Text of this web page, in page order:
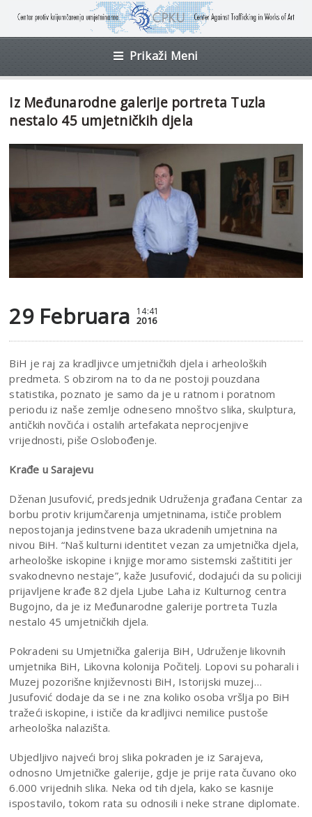
Prikaži Meni
Iz Međunarodne galerije portreta Tuzla
nestalo 45 umjetničkih djela
29 Februara 14:41
2016
BiH je raj za kradljivce umjetničkih djela i arheoloških
predmeta. S obzirom na to da ne postoji pouzdana
statistika, poznato je samo da je u ratnom i poratnom
periodu iz naše zemlje odneseno mnoštvo slika, skulptura,
antičkih novčića i ostalih artefakata neprocjenjive
vrijednosti, piše Oslobođenje.
Krađe u Sarajevu
Dženan Jusufović, predsjednik Udruženja građana Centar za
borbu protiv krijumčarenja umjetninama, ističe problem
nepostojanja jedinstvene baza ukradenih umjetnina na
nivou BiH. “Naš kulturni identitet vezan za umjetnička djela,
arheološke iskopine i knjige moramo sistemski zaštititi jer
svakodnevno nestaje”, kaže Jusufović, dodajući da su policiji
prijavljene krađe 82 djela Ljube Laha iz Kulturnog centra
Bugojno, da je iz Međunarodne galerije portreta Tuzla
nestalo 45 umjetničkih djela.
Pokradeni su Umjetnička galerija BiH, Udruženje likovnih
umjetnika BiH, Likovna kolonija Počitelj. Lopovi su poharali i
Muzej pozorišne književnosti BiH, Istorijski muzej…
Jusufović dodaje da se i ne zna koliko osoba vršlja po BiH
tražeći iskopine, i ističe da kradljivci nemilice pustoše
arheološka nalazišta.
Ubjedljivo najveći broj slika pokraden je iz Sarajeva,
odnosno Umjetničke galerije, gdje je prije rata čuvano oko
6.000 vrijednih slika. Neka od tih djela, kako se kasnije
ispostavilo, tokom rata su odnosili i neke strane diplomate.